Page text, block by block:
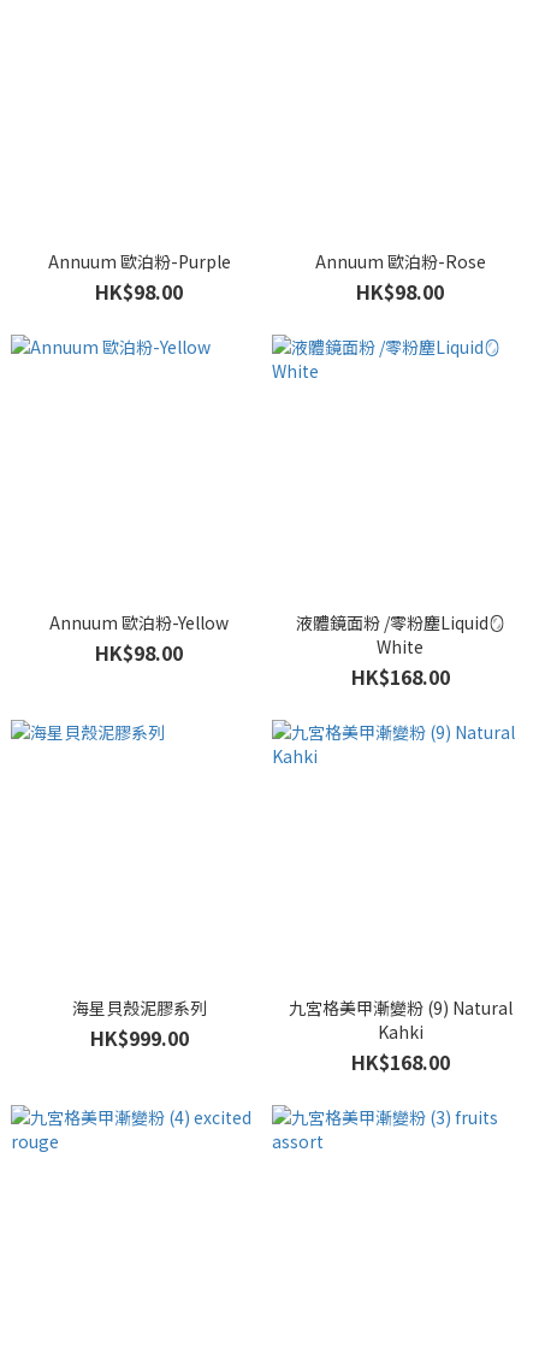
Annuum 歐泊粉-Purple
HK$98.00
Annuum 歐泊粉-Rose
HK$98.00
Annuum 歐泊粉-Yellow
HK$98.00
液體鏡面粉 /零粉塵Liquid🪞
White
HK$168.00
海星貝殼泥膠系列
HK$999.00
九宮格美甲漸變粉 (9) Natural
Kahki
HK$168.00